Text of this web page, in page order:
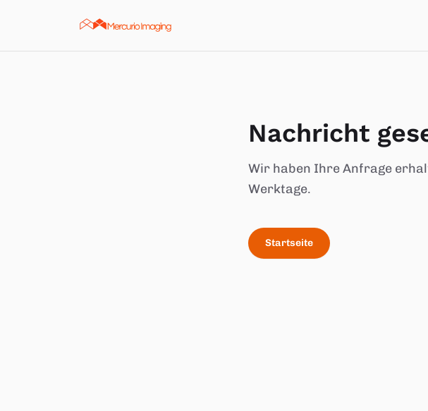
Nachricht
Wir haben Ihre Anfrage
Werktage.
Startseite